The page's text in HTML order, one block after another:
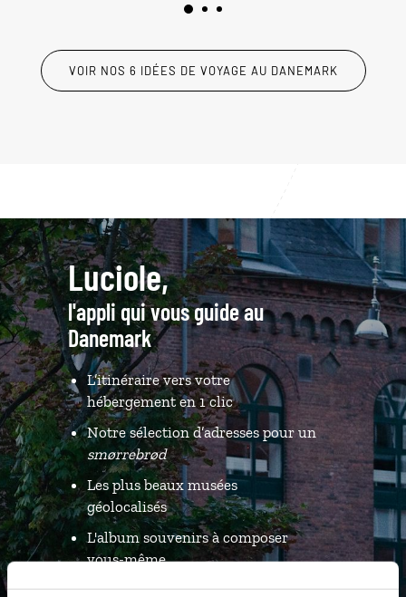
VOIR NOS 6 IDÉES DE VOYAGE AU DANEMARK
Luciole,
l'appli qui vous guide au
Danemark
L’itinéraire vers votre
hébergement en 1 clic
Notre sélection d’adresses pour un
smørrebrød
Les plus beaux musées
géolocalisés
L'album souvenirs à composer
vous-même